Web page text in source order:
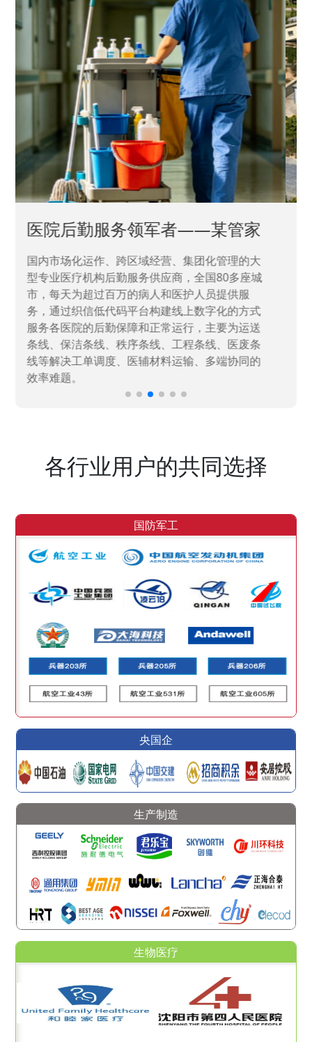
中国兵器工业集团——银光化学
国家“一五”期间156个重点项目之一。属于国家
高新技术企业，在信息化升级建设中，存在大
量“小、散、碎”的信息化需求，需要投入大量人
力资源进行开发，通过引入织信低代码平台，解
决当下遇到的各类业务难题，提升整体的IT研发
效率。
各行业用户的共同选择
国防军工
央国企
生产制造
生物医疗